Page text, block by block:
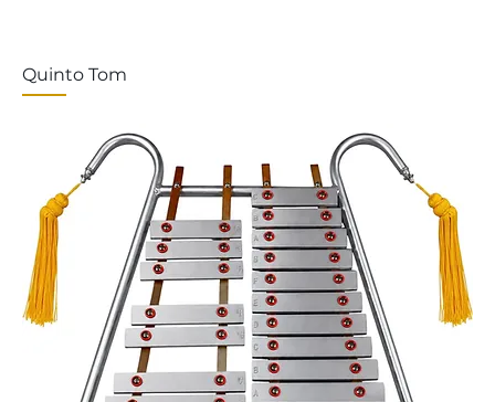
Quinto Tom